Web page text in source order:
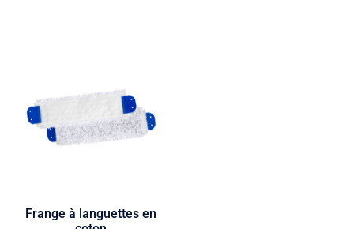
Frange à languettes en